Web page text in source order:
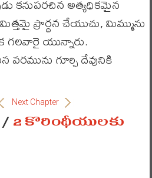
ప్రార్థన చేయుచు, మిమ్మును
గలవారై యున్నారు.
గూర్చి దేవునికి
Next Chapter
/2 కొరింథీయులకు